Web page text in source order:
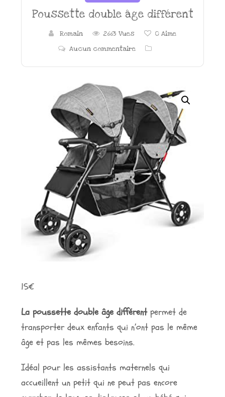
Poussette double âge différent
Romain 2663 Vues 0 Aime
Aucun commentaire
15€
La poussette double âge différentpermet de
transporter deux enfants qui n’ont pas le même
âge et pas les mêmes besoins.
Idéal pour les assistants maternels qui
accueillent un petit qui ne peut pas encore